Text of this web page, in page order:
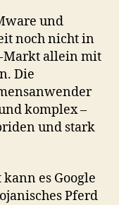
und
noch nicht in
Markt allein mit
Die
komplex –
und stark
es Google
Pferd